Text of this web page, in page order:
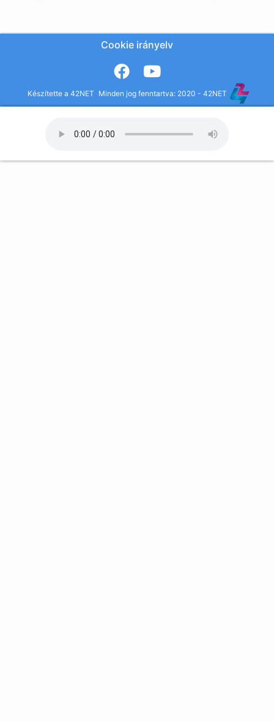
Készítette a 42NET Minden jog fenntartva: 2020 - 42NET
Cookie irányelv